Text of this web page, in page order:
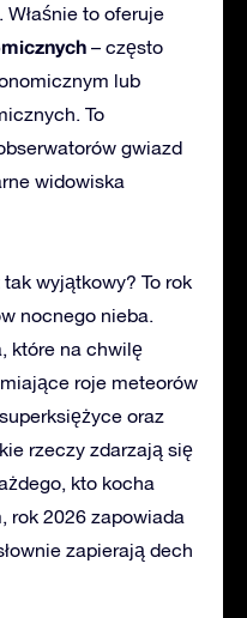
to oferuje
– często
lub
To
gwiazd
widowiska
tak wyjątkowy? To rok
nocnego nieba.
które na chwilę
roje meteorów
oraz
rzeczy zdarzają się
kto kocha
rok 2026 zapowiada
zapierają dech